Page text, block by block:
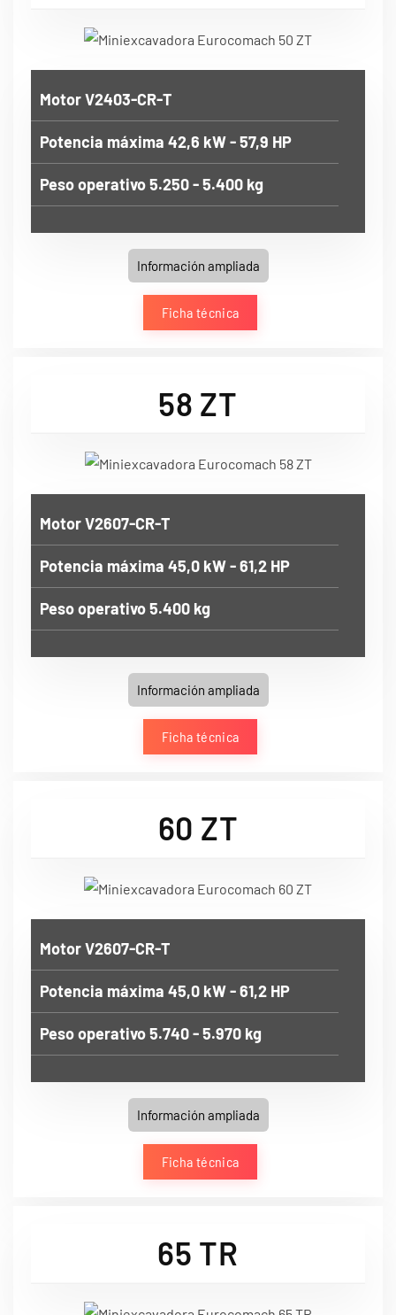
Motor V2403-CR-T
Potencia máxima 42,6 kW - 57,9 HP
Peso operativo 5.250 - 5.400 kg
Información ampliada
Ficha técnica
58 ZT
Motor V2607-CR-T
Potencia máxima 45,0 kW - 61,2 HP
Peso operativo 5.400 kg
Información ampliada
Ficha técnica
60 ZT
Motor V2607-CR-T
Potencia máxima 45,0 kW - 61,2 HP
Peso operativo 5.740 - 5.970 kg
Información ampliada
Ficha técnica
65 TR